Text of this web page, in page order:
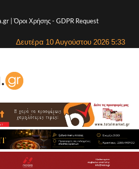
|Όροι Χρήσης- GDPR Request
Δευτέρα 10 Αυγούστου 2026 5:33